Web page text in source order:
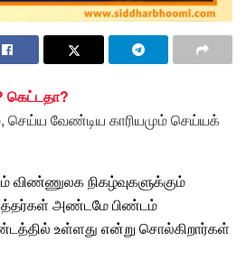
கெட்டதா?
வேண்டிய காரியமும் செய்யக்
விண்ணுலக நிகழ்வுகளுக்கும்
அண்டமே பிண்டம்
உள்ளது என்று சொல்கிறார்கள்